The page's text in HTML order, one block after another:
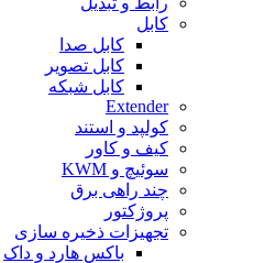
کابل
کابل صدا
کابل تصویر
کابل شبکه
Extender
کولپد و استند
کیف و کاور
سوئیچ و KWM
چند راهی برق
پروژکتور
تجهیزات ذخیره سازی
باکس هارد و داک